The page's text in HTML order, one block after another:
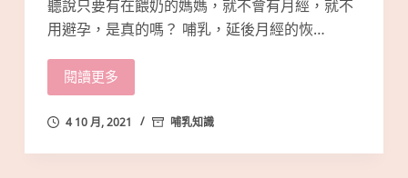
聽說只要有在餵奶的媽媽，就不會有月經，就不
用避孕，是真的嗎？ 哺乳，延後月經的恢…
閱讀更多
4 10 月, 2021 哺乳知識